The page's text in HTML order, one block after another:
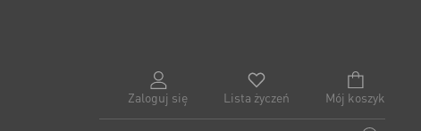
Zaloguj się Mój koszyk
Lista życzeń